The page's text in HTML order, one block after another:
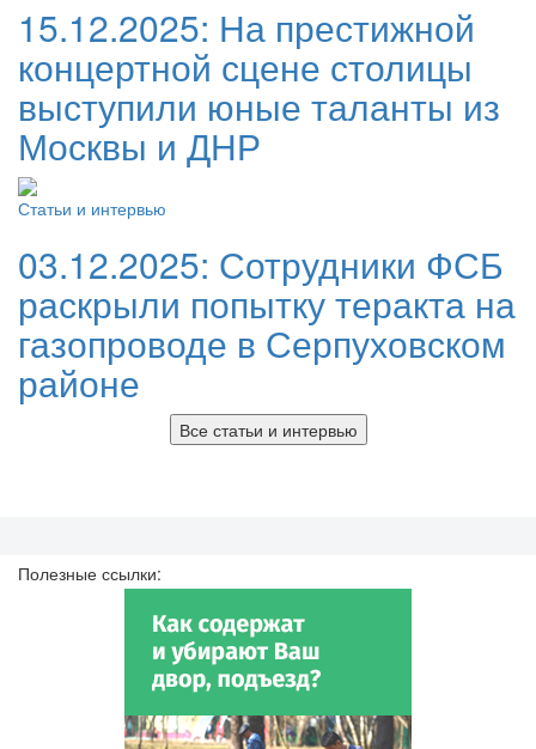
15.12.2025: На престижной
концертной сцене столицы
выступили юные таланты из
Москвы и ДНР
Статьи и интервью
03.12.2025: Сотрудники ФСБ
раскрыли попытку теракта на
газопроводе в Серпуховском
районе
Все статьи и интервью
Полезные ссылки: